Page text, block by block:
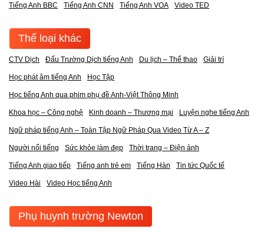
Tiếng Anh BBC Tiếng Anh CNN Tiếng Anh VOA Video TED
Thể loại khác
CTV Dịch Đấu Trường Dịch tiếng Anh Du lịch – Thể thao Giải trí
Học phát âm tiếng Anh Học Tập
Học tiếng Anh qua phim phụ đề Anh-Việt Thông Minh
Khoa học – Công nghệ Kinh doanh – Thương mại Luyện nghe tiếng Anh
Ngữ pháp tiếng Anh – Toàn Tập Ngữ Pháp Qua Video Từ A – Z
Người nổi tiếng Sức khỏe làm đẹp Thời trang – Điện ảnh
Tiếng Anh giao tiếp Tiếng anh trẻ em Tiếng Hàn Tin tức Quốc tế
Video Hài Video Học tiếng Anh
Phụ huynh trường Newton